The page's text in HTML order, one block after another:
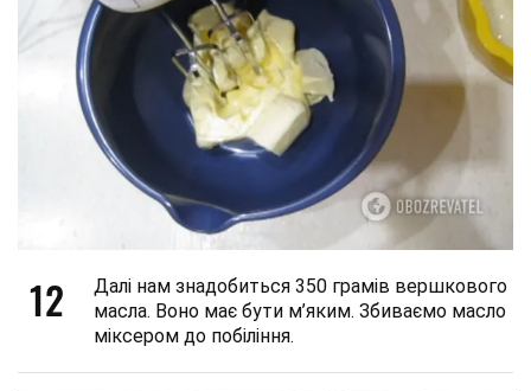
12
Далі нам знадобиться 350 грамів вершкового
масла. Воно має бути м’яким. Збиваємо масло
міксером до побіління.